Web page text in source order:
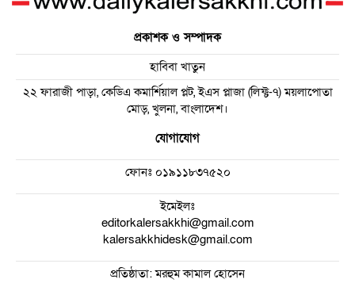
প্রকাশক ও সম্পাদক
হাবিবা খাতুন
২২ ফারাজী পাড়া, কেডিএ কমার্শিয়াল প্লট, ইএস প্লাজা (লিফ্ট-৭) ময়লাপোতা
মোড়, খুলনা, বাংলাদেশ।
যোগাযোগ
ফোনঃ০১৯১১৮৩৭৫২০
ইমেইলঃ
editorkalersakkhi@gmail.com
kalersakkhidesk@gmail.com
প্রতিষ্ঠাতা: মরহুম কামাল হোসেন